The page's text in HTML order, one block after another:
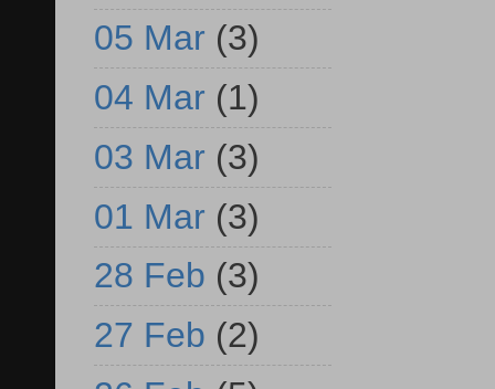
05 Mar (3)
04 Mar (1)
03 Mar (3)
01 Mar (3)
28 Feb (3)
27 Feb (2)